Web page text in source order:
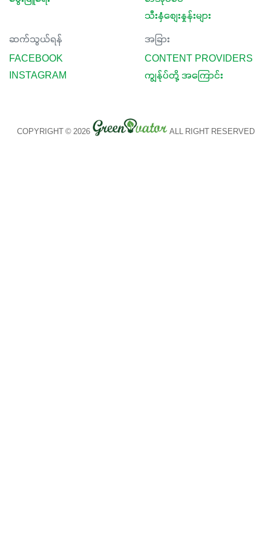
သီးနှံစျေးနှုန်းများ
ဆက်သွယ်ရန်
FACEBOOK
INSTAGRAM
အခြား
CONTENT PROVIDERS
ကျွန်ုပ်တို့ အကြောင်း
COPYRIGHT © 2026 ALL RIGHT RESERVED